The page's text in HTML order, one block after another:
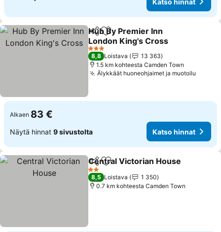
Jaa Lisää suosikkeihin
Hub By Premier Inn
London King's Cross
Katso hinnat
3 Tähtiluokitus
8,8 Loistava
13 363
1.5 km kohteesta Camden Town
Älykkäät huoneohjaimet ja muotoilu
Alkaen 83 €
Näytä hinnat 9 sivustolta Katso hinnat
Jaa Lisää suosikkeihin
Central Victorian House
2 Tähtiluokitus
8,5 Loistava
1 350
0.7 km kohteesta Camden Town